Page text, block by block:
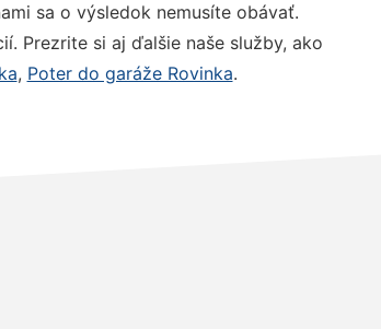
sa o výsledok nemusíte obávať.
Prezrite si aj ďalšie naše služby, ako
, Poter do garáže Rovinka.